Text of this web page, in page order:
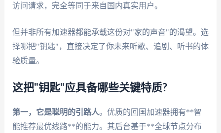
访问请求，完全等同于来自国内真实用户。
但并非所有加速器都能承载这份对"家的声音"的渴望。选
择哪把"钥匙"，直接决定了你未来听歌、追剧、听书的体
验质量。
这把"钥匙"应具备哪些关键特质?
第一，它是聪明的引路人。优质的回国加速器拥有**智
能推荐最优线路**的能力。其后台基于**全球节点分布